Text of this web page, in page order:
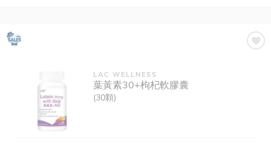
LAC WELLNESS
葉黃素30+枸杞軟膠囊
(30顆)